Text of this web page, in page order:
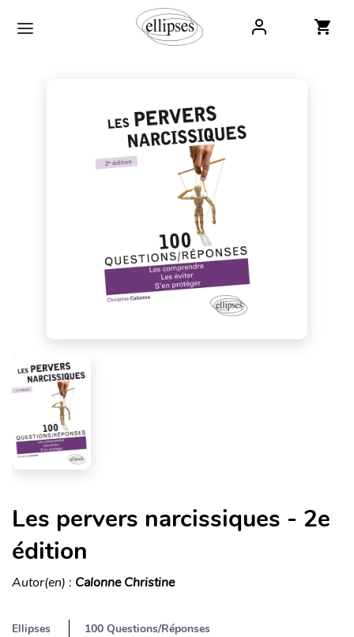
Les pervers narcissiques - 2e
édition
Autor(en) : Calonne Christine
Ellipses
100 Questions/Réponses